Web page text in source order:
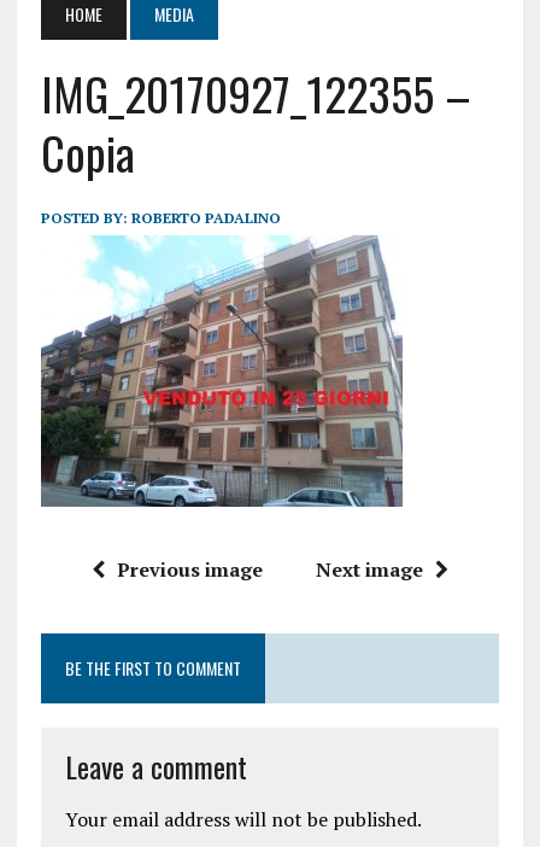
HOME MEDIA
IMG_20170927_122355 –
Copia
POSTED BY: ROBERTO PADALINO
Previous image Next image
BE THE FIRST TO COMMENT
Leave a comment
Your email address will not be published.